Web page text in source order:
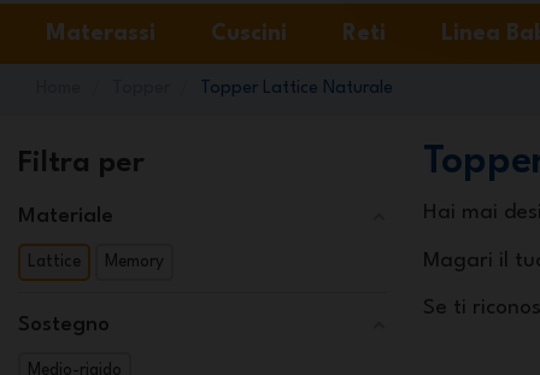
Materassi Cuscini Reti Linea
Topper Lattice Naturale
Hai mai
Magari il
Se ti
Filtra per
Materiale
Lattice Memory
Sostegno
Medio-rigido